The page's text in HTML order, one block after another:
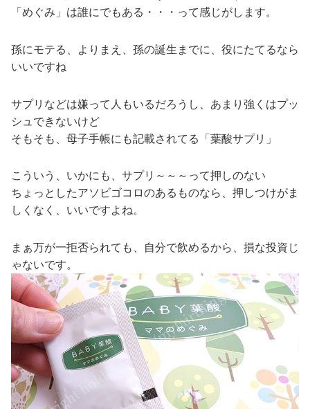
「めぐみ」は誰にでもある・・・って感じがします。
孫にモテる、よりまえ、孫の誕生までに、役にたてるなら
いいですね
サプリなどは嫌って人もいるだろうし、あまり強くはプッ
シュできないけど
そもそも、母子手帳にも記載されてる「葉酸サプリ」
こういう、いかにも、サプリ～～～って押しのない
ちょっとしたアソビゴコロのあるものなら、押しつけがま
しくなく、いいですよね。
まぁ万が一拒否られても、自分で飲めるから、損な投資じ
ゃないです。